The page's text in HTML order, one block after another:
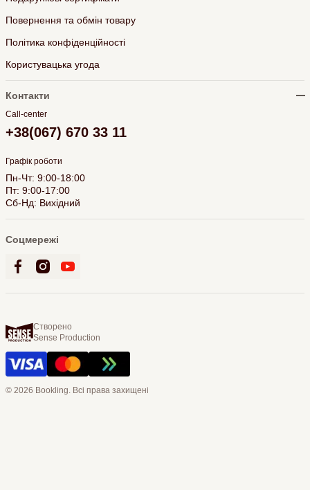
Повернення та обмін товару
Політика конфіденційності
Користувацька угода
Контакти
Call-center
+38(067) 670 33 11
Графік роботи
Пн-Чт: 9:00-18:00
Пт: 9:00-17:00
Сб-Нд: Вихідний
Соцмережі
Створено
Sense Production
© 2026 Bookling. Всі права захищені